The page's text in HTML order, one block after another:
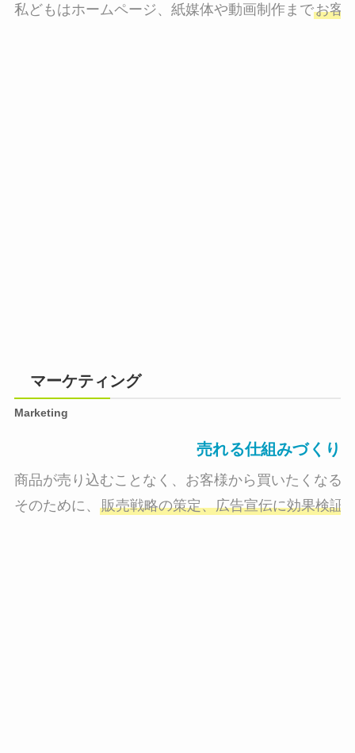
私どもはホームページ、紙媒体や動画制作までお客
マーケティング
Marketing
売れる仕組みづくり
商品が売り込むことなく、お客様から買いたくなる
そのために、 販売戦略の策定、広告宣伝に効果検証